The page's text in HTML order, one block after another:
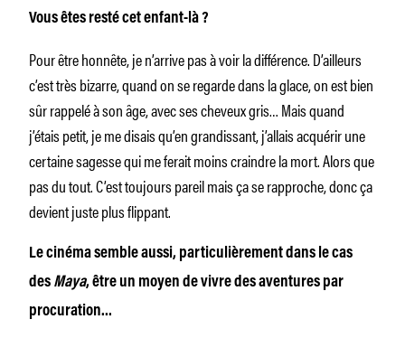
Vous êtes resté cet enfant-là ?
Pour être honnête, je n’arrive pas à voir la différence. D’ailleurs
c’est très bizarre, quand on se regarde dans la glace, on est bien
sûr rappelé à son âge, avec ses cheveux gris… Mais quand
j’étais petit, je me disais qu’en grandissant, j’allais acquérir une
certaine sagesse qui me ferait moins craindre la mort. Alors que
pas du tout. C’est toujours pareil mais ça se rapproche, donc ça
devient juste plus flippant.
Le cinéma semble aussi, particulièrement dans le cas
des Maya, être un moyen de vivre des aventures par
procuration…